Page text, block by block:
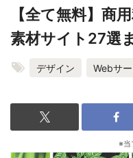
【全て無料】商
素材サイト27選
デザイン Webサ
※当